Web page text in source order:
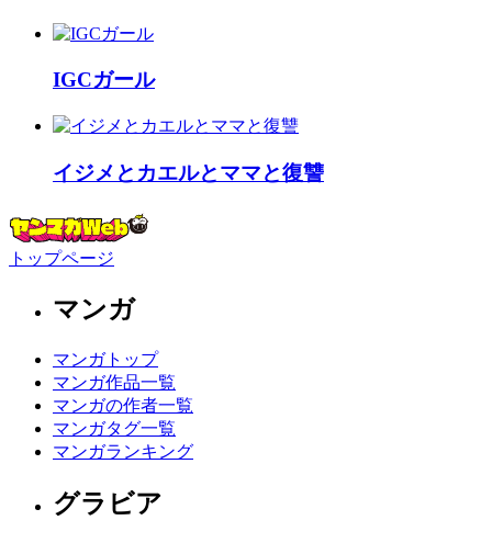
IGCガール
イジメとカエルとママと復讐
トップページ
マンガ
マンガトップ
マンガ作品一覧
マンガの作者一覧
マンガタグ一覧
マンガランキング
グラビア